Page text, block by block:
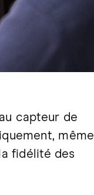
capteur de
même
fidélité des